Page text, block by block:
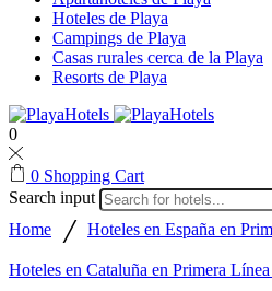
Hoteles de Playa
Campings de Playa
Casas rurales cerca de la Playa
Resorts de Playa
0
0 Shopping Cart
Search input
Home / Hoteles en España en
Hoteles en Cataluña en Primera